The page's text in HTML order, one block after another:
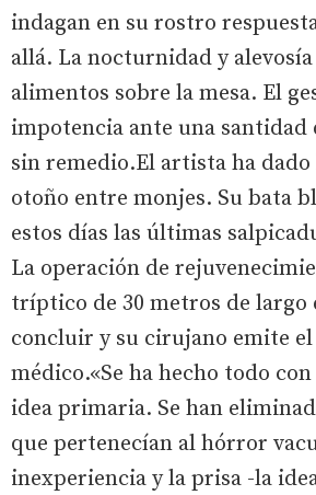
indagan en su rostro
allá. La nocturnidad y alevosía
alimentos sobre la mesa. El
impotencia ante una santidad
sin remedio.El artista ha
otoño entre monjes. Su bata
estos días las últimas
La operación de
tríptico de 30 metros de largo
concluir y su cirujano emite
médico.«Se ha hecho todo
idea primaria. Se han
que pertenecían al hórror
inexperiencia y la prisa -la